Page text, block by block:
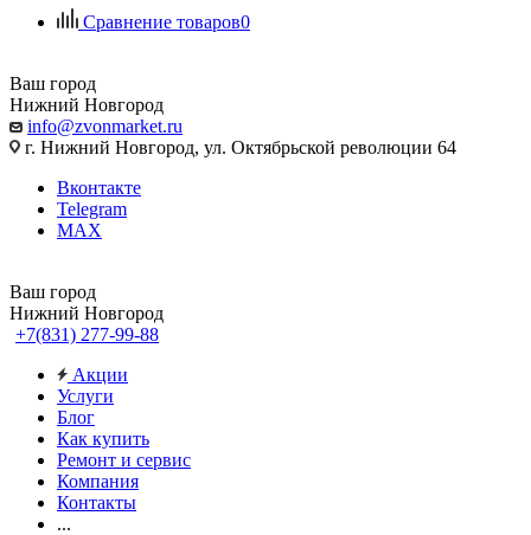
Сравнение товаров0
Ваш город
Нижний Новгород
info@zvonmarket.ru
г. Нижний Новгород, ул. Октябрьской революции 64
Вконтакте
Telegram
MAX
Ваш город
Нижний Новгород
+7(831) 277-99-88
Акции
Услуги
Блог
Как купить
Ремонт и сервис
Компания
Контакты
...